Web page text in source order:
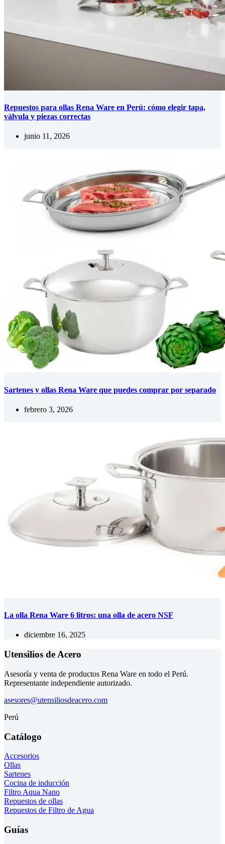
Repuestos para ollas Rena Ware en Perú: cómo elegir tapa,
válvula y piezas correctas
junio 11, 2026
Sartenes y ollas Rena Ware que puedes comprar por separado
febrero 3, 2026
La olla Rena Ware 6 litros: una olla de acero NSF
diciembre 16, 2025
Utensilios de Acero
Asesoría y venta de productos Rena Ware en todo el Perú.
Representante independiente autorizado.
asesores@utensiliosdeacero.com
Perú
Catálogo
Accesorios
Ollas
Sartenes
Cocina de inducción
Filtro Aqua Nano
Repuestos de ollas
Repuestos de Filtro de Agua
Guías